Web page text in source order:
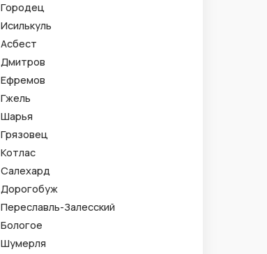
Городец
Исилькуль
Асбест
Дмитров
Ефремов
Гжель
Шарья
Грязовец
Котлас
Салехард
Дорогобуж
Переславль-Залесский
Бологое
Шумерля